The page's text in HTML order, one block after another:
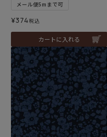
メール便5mまで可
¥374税込
カートに入れる